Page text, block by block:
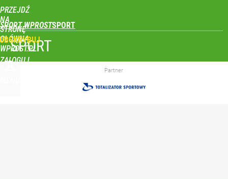
PRZEJDŹ
NA
STRONĘ
GŁÓWNĄ
WPROST.PL
SPORT WPROST
ZALOGUJ
SPORT
Partner